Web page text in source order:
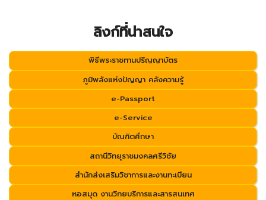
ลิงก์ที่น่าสนใจ
พิธีพระราชทานปริญญาบัตร
ภูมิพลังแห่งปัญญา คลังความรู้
e-Passport
e-Service
บัณฑิตศึกษา
สถานีวิทยุราชมงคลศรีวิชัย
สำนักส่งเสริมวิชาการและงานทะเบียน
หอสมุด งานวิทยบริการและสารสนเทศ